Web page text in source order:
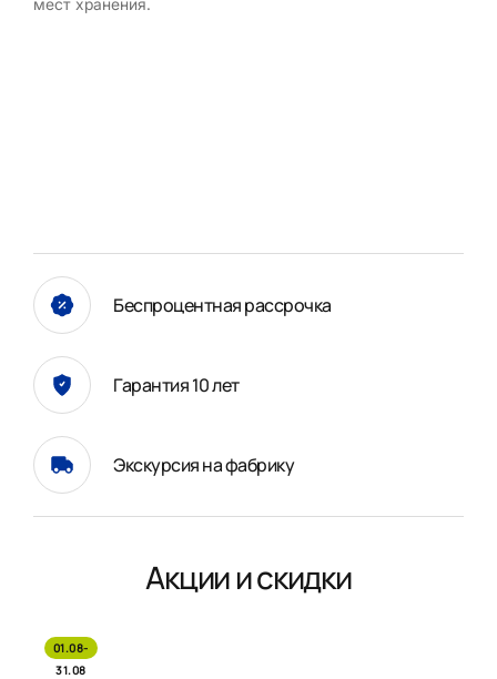
Беспроцентная рассрочка
Гарантия 10 лет
Экскурсия на фабрику
Акции и скидки
01.08-
31.08